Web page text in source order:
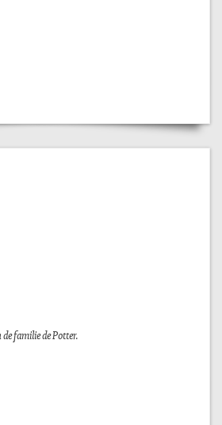
familie de Potter.